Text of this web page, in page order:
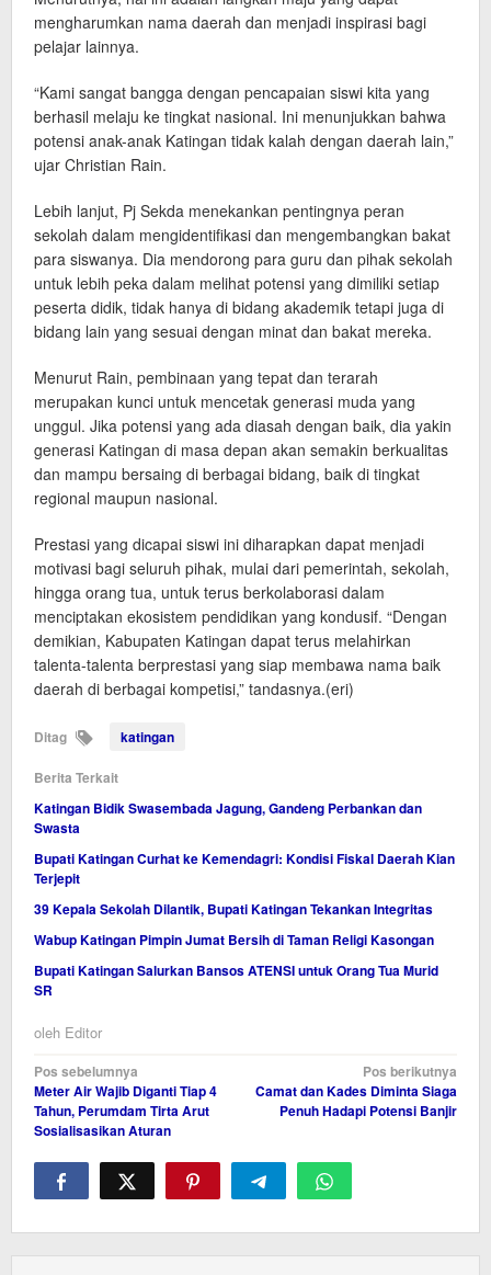
mengharumkan nama daerah dan menjadi inspirasi bagi
pelajar lainnya.
“Kami sangat bangga dengan pencapaian siswi kita yang
berhasil melaju ke tingkat nasional. Ini menunjukkan bahwa
potensi anak-anak Katingan tidak kalah dengan daerah lain,”
ujar Christian Rain.
Lebih lanjut, Pj Sekda menekankan pentingnya peran
sekolah dalam mengidentifikasi dan mengembangkan bakat
para siswanya. Dia mendorong para guru dan pihak sekolah
untuk lebih peka dalam melihat potensi yang dimiliki setiap
peserta didik, tidak hanya di bidang akademik tetapi juga di
bidang lain yang sesuai dengan minat dan bakat mereka.
Menurut Rain, pembinaan yang tepat dan terarah
merupakan kunci untuk mencetak generasi muda yang
unggul. Jika potensi yang ada diasah dengan baik, dia yakin
generasi Katingan di masa depan akan semakin berkualitas
dan mampu bersaing di berbagai bidang, baik di tingkat
regional maupun nasional.
Prestasi yang dicapai siswi ini diharapkan dapat menjadi
motivasi bagi seluruh pihak, mulai dari pemerintah, sekolah,
hingga orang tua, untuk terus berkolaborasi dalam
menciptakan ekosistem pendidikan yang kondusif. “Dengan
demikian, Kabupaten Katingan dapat terus melahirkan
talenta-talenta berprestasi yang siap membawa nama baik
daerah di berbagai kompetisi,” tandasnya.(eri)
Ditag katingan
Berita Terkait
Katingan Bidik Swasembada Jagung, Gandeng Perbankan dan
Swasta
Bupati Katingan Curhat ke Kemendagri: Kondisi Fiskal Daerah Kian
Terjepit
39 Kepala Sekolah Dilantik, Bupati Katingan Tekankan Integritas
Wabup Katingan Pimpin Jumat Bersih di Taman Religi Kasongan
Bupati Katingan Salurkan Bansos ATENSI untuk Orang Tua Murid
SR
oleh Editor
Navigasi
pos
Pos sebelumnya
Meter Air Wajib Diganti Tiap 4
Tahun, Perumdam Tirta Arut
Sosialisasikan Aturan
Pos berikutnya
Camat dan Kades Diminta Siaga
Penuh Hadapi Potensi Banjir